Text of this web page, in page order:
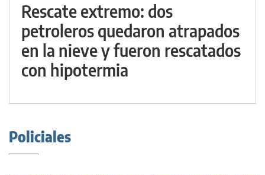
Rescate extremo: dos
petroleros quedaron atrapados
en la nieve y fueron rescatados
con hipotermia
Policiales